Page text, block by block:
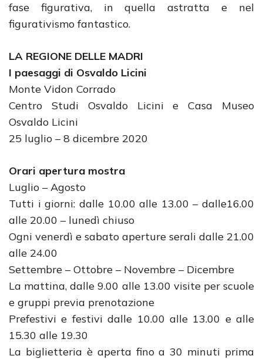
fase figurativa, in quella astratta e nel
figurativismo fantastico.
LA REGIONE DELLE MADRI
I paesaggi di Osvaldo Licini
Monte Vidon Corrado
Centro Studi Osvaldo Licini e Casa Museo
Osvaldo Licini
25 luglio – 8 dicembre 2020
Orari apertura mostra
Luglio – Agosto
Tutti i giorni: dalle 10.00 alle 13.00 – dalle16.00
alle 20.00 – lunedì chiuso
Ogni venerdì e sabato aperture serali dalle 21.00
alle 24.00
Settembre – Ottobre – Novembre – Dicembre
La mattina, dalle 9.00 alle 13.00 visite per scuole
e gruppi previa prenotazione
Prefestivi e festivi dalle 10.00 alle 13.00 e alle
15.30 alle 19.30
La biglietteria è aperta fino a 30 minuti prima